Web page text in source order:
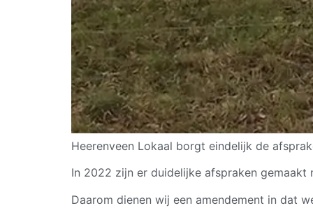
Heerenveen Lokaal borgt eindelijk de
In 2022 zijn er duidelijke afspraken
Daarom dienen wij een amendement in dat